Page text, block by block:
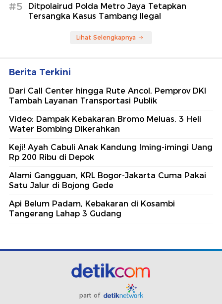
#5
Ditpolairud Polda Metro Jaya Tetapkan
Tersangka Kasus Tambang Ilegal
Lihat Selengkapnya
Berita Terkini
Dari Call Center hingga Rute Ancol, Pemprov DKI
Tambah Layanan Transportasi Publik
Video: Dampak Kebakaran Bromo Meluas, 3 Heli
Water Bombing Dikerahkan
Keji! Ayah Cabuli Anak Kandung Iming-imingi Uang
Rp 200 Ribu di Depok
Alami Gangguan, KRL Bogor-Jakarta Cuma Pakai
Satu Jalur di Bojong Gede
Api Belum Padam, Kebakaran di Kosambi
Tangerang Lahap 3 Gudang
part of